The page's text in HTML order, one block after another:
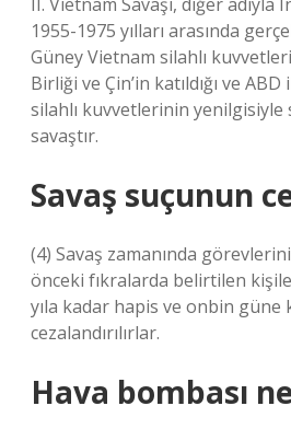
1955-1975 yılları arasında
Güney Vietnam silahlı
Birliği ve Çin’in katıldığı ve
silahlı kuvvetlerinin
savaştır.
Savaş suçunun
(4) Savaş zamanında
önceki fıkralarda belirtilen
yıla kadar hapis ve onbin güne
cezalandırılırlar.
Hava bombası